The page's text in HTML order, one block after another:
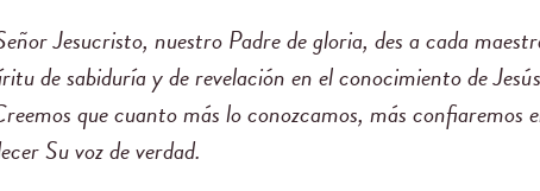
Jesucristo, nuestro Padre de gloria, des a cada
de sabiduría y de revelación en el conocimiento de
que cuanto más lo conozcamos, más confiaremos
Su voz de verdad.